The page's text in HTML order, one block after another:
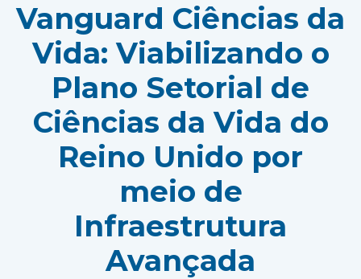
Vanguard Ciências da
Vida: Viabilizando o
Plano Setorial de
Ciências da Vida do
Reino Unido por
meio de
Infraestrutura
Avançada